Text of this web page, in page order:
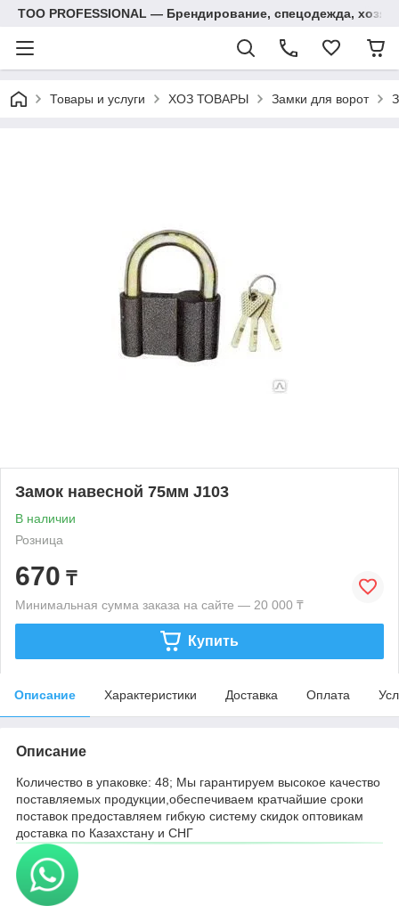
ТОО PROFESSIONAL — Брендирование, спецодежда,
Товары и услуги ХОЗ ТОВАРЫ Замки для ворот
Замок навесной 75мм J103
В наличии
Розница
670 ₸
Минимальная сумма заказа на сайте — 20 000 ₸
Купить
Описание Характеристики Доставка Оплата
Описание
Количество в упаковке: 48; Мы гарантируем высокое качество
поставляемых продукции,обеспечиваем кратчайшие сроки
поставок предоставляем гибкую систему скидок оптовикам
доставка по Казахстану и СНГ